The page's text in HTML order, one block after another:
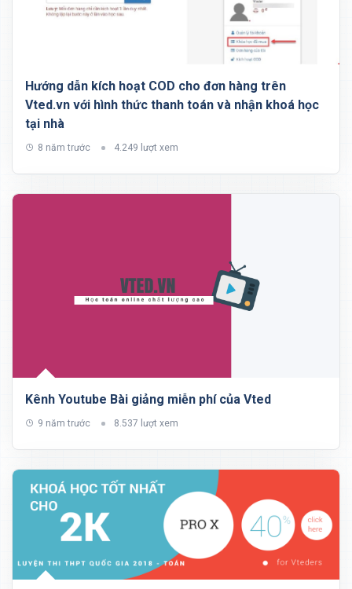
Hướng dẫn kích hoạt COD cho đơn hàng trên
Vted.vn với hình thức thanh toán và nhận khoá học
tại nhà
8 năm trước 4.249 lượt xem
Kênh Youtube Bài giảng miễn phí của Vted
9 năm trước 8.537 lượt xem